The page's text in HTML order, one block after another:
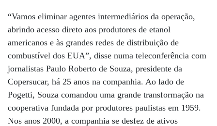
“Vamos eliminar agentes intermediários da operação,
abrindo acesso direto aos produtores de etanol
americanos e às grandes redes de distribuição de
combustível dos EUA”, disse numa teleconferência com
jornalistas Paulo Roberto de Souza, presidente da
Copersucar, há 25 anos na companhia. Ao lado de
Pogetti, Souza comandou uma grande transformação na
cooperativa fundada por produtores paulistas em 1959.
Nos anos 2000, a companhia se desfez de ativos